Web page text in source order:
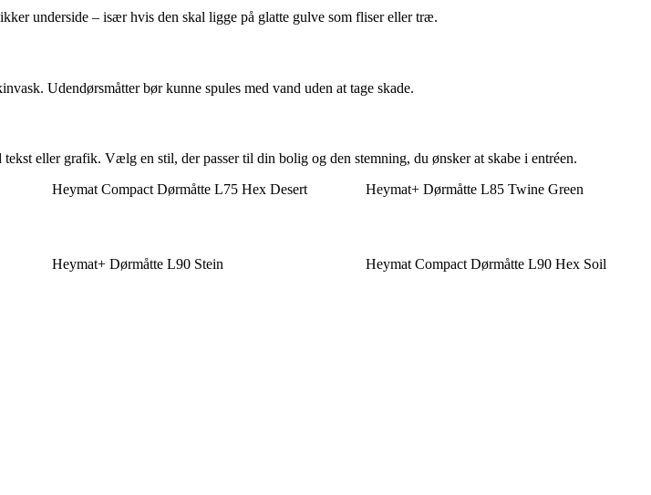
underside – især hvis den skal ligge på glatte gulve som fliser eller træ.
Udendørsmåtter bør kunne spules med vand uden at tage skade.
eller grafik. Vælg en stil, der passer til din bolig og den stemning, du ønsker at skabe i entréen.
Heymat Compact Dørmåtte L75 Hex Desert Heymat+ Dørmåtte L85 Twine Green
Heymat+ Dørmåtte L90 Stein
Heymat Compact Dørmåtte L90 Hex Soil